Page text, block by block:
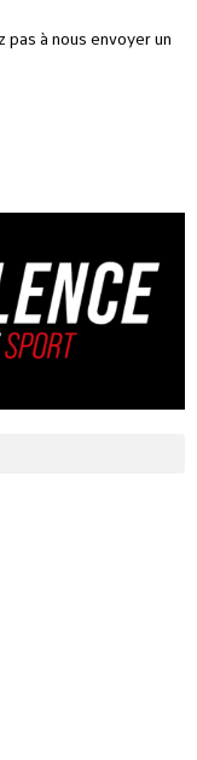
pas à nous envoyer un